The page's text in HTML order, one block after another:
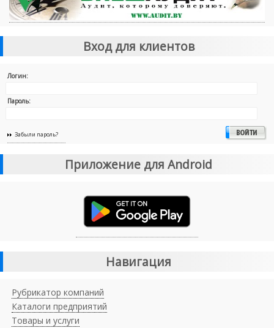
Вход для клиентов
Логин:
Пароль:
Забыли пароль?
Приложение для Android
Навигация
Рубрикатор компаний
Каталоги предприятий
Товары и услуги